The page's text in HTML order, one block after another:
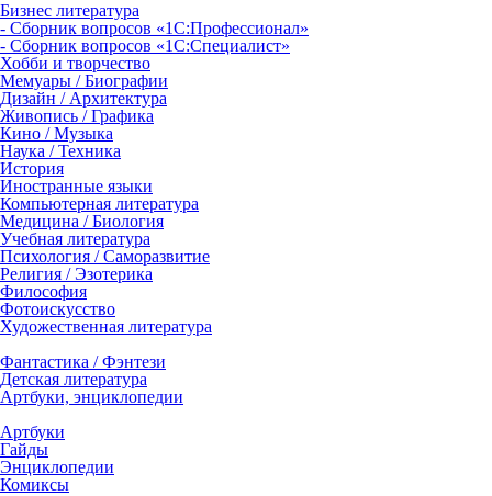
Бизнес литература
- Сборник вопросов «1С:Профессионал»
- Сборник вопросов «1С:Специалист»
Хобби и творчество
Мемуары / Биографии
Дизайн / Архитектура
Живопись / Графика
Кино / Музыка
Наука / Техника
История
Иностранные языки
Компьютерная литература
Медицина / Биология
Учебная литература
Психология / Саморазвитие
Религия / Эзотерика
Философия
Фотоискусство
Художественная литература
Фантастика / Фэнтези
Детская литература
Артбуки, энциклопедии
Артбуки
Гайды
Энциклопедии
Комиксы